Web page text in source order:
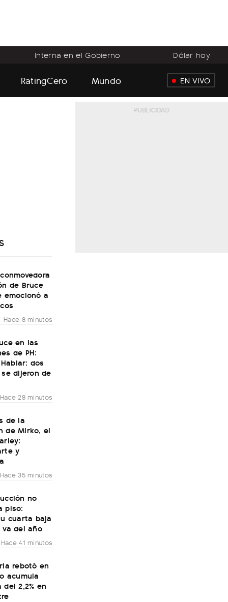
Interna en el Gobierno Dólar hoy
RatingCero Mundo EN VIVO
de Bruce
emocionó a
Hace 8 minutos
en las
de PH:
dos
dijeron de
Hace 28 minutos
de la
de Mirko, el
y
Hace 35 minutos
no
piso:
cuarta baja
del año
Hace 41 minutos
rebotó en
acumula
2,2% en